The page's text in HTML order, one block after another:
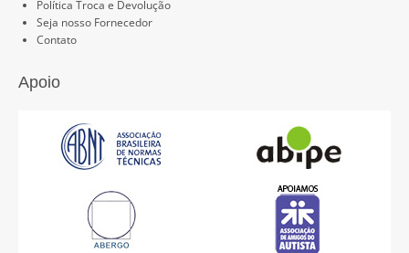
Política Troca e Devolução
Seja nosso Fornecedor
Contato
Apoio